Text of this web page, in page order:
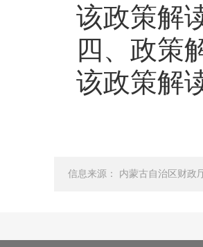
该政策解
四、政策
该政策解
信息来源： 内蒙古自治区财政